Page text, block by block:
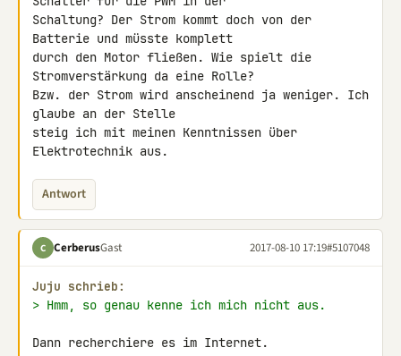
Schaltung? Der Strom kommt doch von der
Batterie und müsste komplett
durch den Motor fließen. Wie spielt die
Stromverstärkung da eine Rolle?
Bzw. der Strom wird anscheinend ja weniger. Ich
glaube an der Stelle
steig ich mit meinen Kenntnissen über
Elektrotechnik aus.
Antwort
C CerberusGast 2017-08-10 17:19#5107048
Juju schrieb:
> Hmm, so genau kenne ich mich nicht aus.
Dann recherchiere es im Internet.